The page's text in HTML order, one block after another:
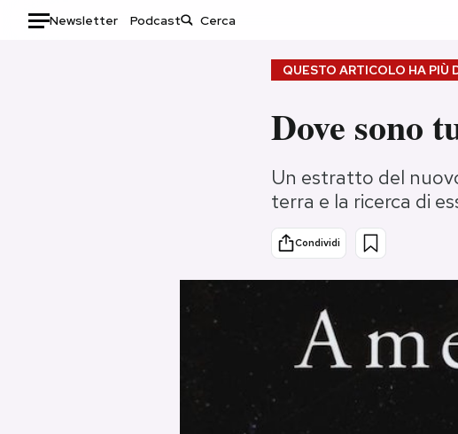
Newsletter Podcast
Consumismi
Ok Boomer!
Mondiali calcio 2026
QUESTO ARTICOLO HA PIÙ
Dove sono
Un estratto del
terra e la ricerca di
Condividi